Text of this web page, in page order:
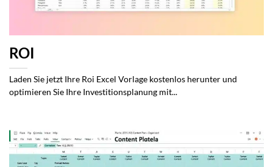
ROI
Laden Sie jetzt Ihre Roi Excel Vorlage kostenlos herunter und
optimieren Sie Ihre Investitionsplanung mit...